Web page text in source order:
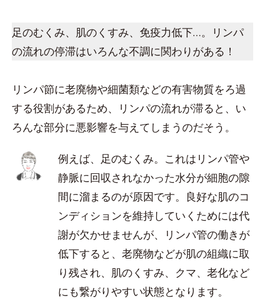
足のむくみ、肌のくすみ、免疫力低下…。リンパ
の流れの停滞はいろんな不調に関わりがある！
リンパ節に老廃物や細菌類などの有害物質をろ過
する役割があるため、リンパの流れが滞ると、い
ろんな部分に悪影響を与えてしまうのだそう。
例えば、足のむくみ。これはリンパ管や
静脈に回収されなかった水分が細胞の隙
間に溜まるのが原因です。良好な肌のコ
ンディションを維持していくためには代
謝が欠かせませんが、リンパ管の働きが
低下すると、老廃物などが肌の組織に取
り残され、肌のくすみ、クマ、老化など
にも繋がりやすい状態となります。